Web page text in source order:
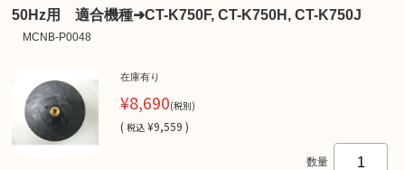
50Hz用 適合機種➜CT-K750F, CT-K750H, CT-K750J
MCNB-P0048
在庫有り
¥8,690(税別)
( 税込 ¥9,559 )
数量